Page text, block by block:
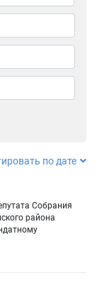
по дате
Собрания
района